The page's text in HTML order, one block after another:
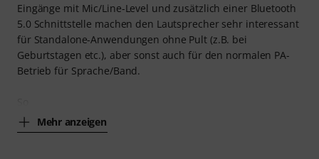
Eingänge mit Mic/Line-Level und zusätzlich einer Bluetooth
5.0 Schnittstelle machen den Lautsprecher sehr interessant
für Standalone-Anwendungen ohne Pult (z.B. bei
Geburtstagen etc.), aber sonst auch für den normalen PA-
Betrieb für Sprache/Band.
Mehr anzeigen